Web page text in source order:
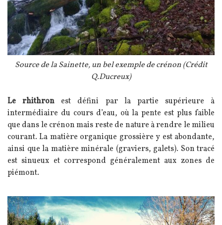
Légende
Source de la Sainette, un bel exemple de crénon (Crédit
Q.Ducreux)
Texte
Le rhithron est défini par la partie supérieure à
intermédiaire du cours d’eau, où la pente est plus faible
que dans le crénon mais reste de nature à rendre le milieu
courant. La matière organique grossière y est abondante,
ainsi que la matière minérale (graviers, galets). Son tracé
est sinueux et correspond généralement aux zones de
piémont.
Image